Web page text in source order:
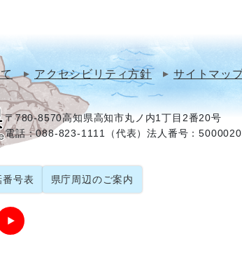
アクセシビリティ方針 サイトマッ
〒780-8570高知県高知市丸ノ内1丁目2番20号
電話：088-823-1111（代表）法人番号：
番号表 県庁周辺のご案内